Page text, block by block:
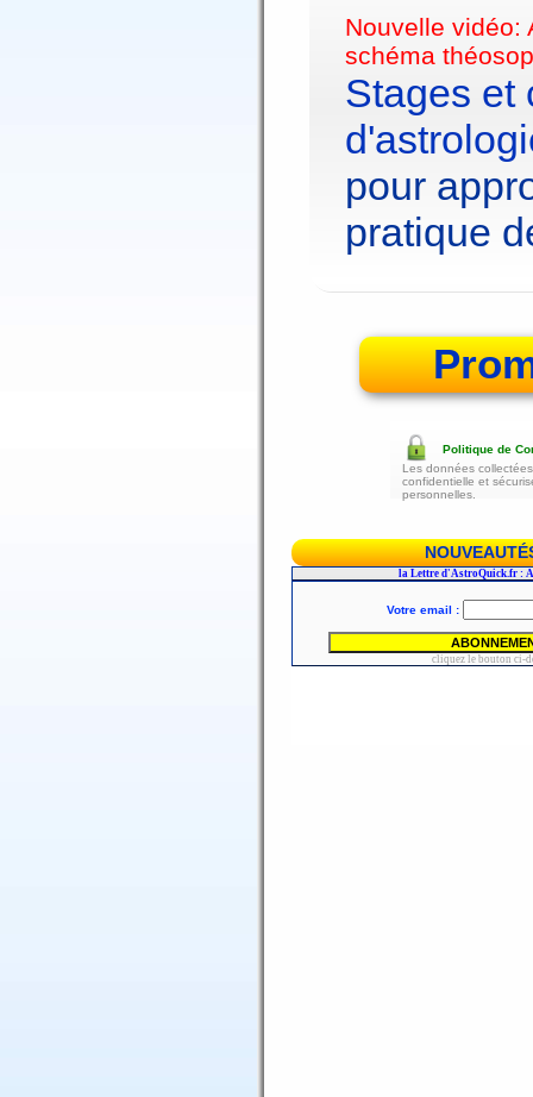
Nouvelle vidéo:
schéma
Stages et
pour
pratique
Politique de
Les données
confidentielle et
personnelles.